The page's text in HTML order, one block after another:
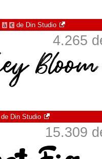
à € de Din Studio
4.265
de Din Studio
15.309